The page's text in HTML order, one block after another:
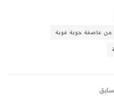
من عاصفة جوية قوية